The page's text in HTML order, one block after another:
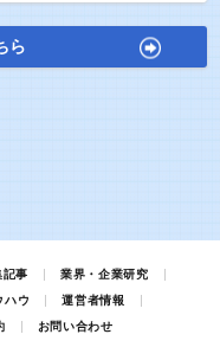
ら
記事
業界・企業研究
ハウ
運営者情報
お問い合わせ